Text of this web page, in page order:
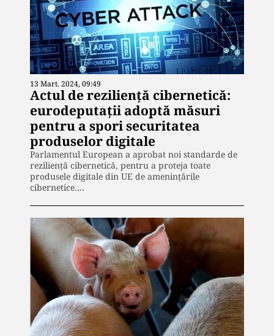
13 Mart. 2024, 09:49
Actul de reziliență cibernetică:
eurodeputații adoptă măsuri
pentru a spori securitatea
produselor digitale
Parlamentul European a aprobat noi standarde de
reziliență cibernetică, pentru a proteja toate
produsele digitale din UE de amenințările
cibernetice.…